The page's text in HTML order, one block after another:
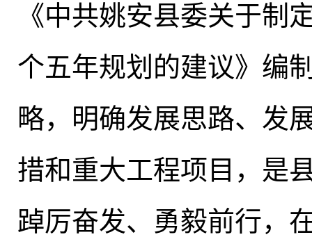
《中共姚安县委关于制
个五年规划的建议》编
略， 明确发展思路、发
措和重大工程项目，是
踔厉奋发、勇毅前行，